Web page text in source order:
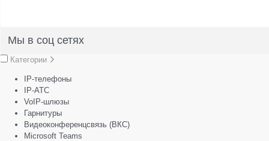
Мы в соц сетях
Категории
IP-телефоны
IP-АТС
VoIP-шлюзы
Гарнитуры
Видеоконференцсвязь (ВКС)
Microsoft Teams